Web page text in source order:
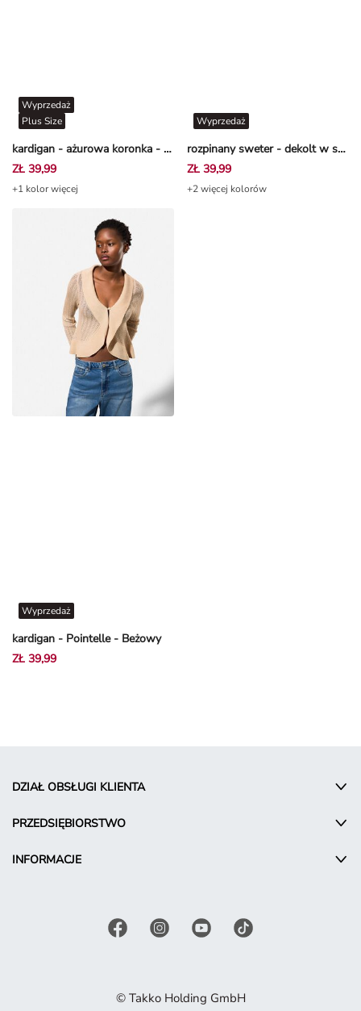
kardigan - ażurowa koronka - Beżowy
Wyprzedaż
Plus Size
ZŁ 39,99
+1 kolor więcej
rozpinany sweter - dekolt w serek - Złamana biel
Wyprzedaż
ZŁ 39,99
+2 więcej kolorów
kardigan - Pointelle - Beżowy
Wyprzedaż
ZŁ 39,99
DZIAŁ OBSŁUGI KLIENTA
PRZEDSIĘBIORSTWO
INFORMACJE
© Takko Holding GmbH